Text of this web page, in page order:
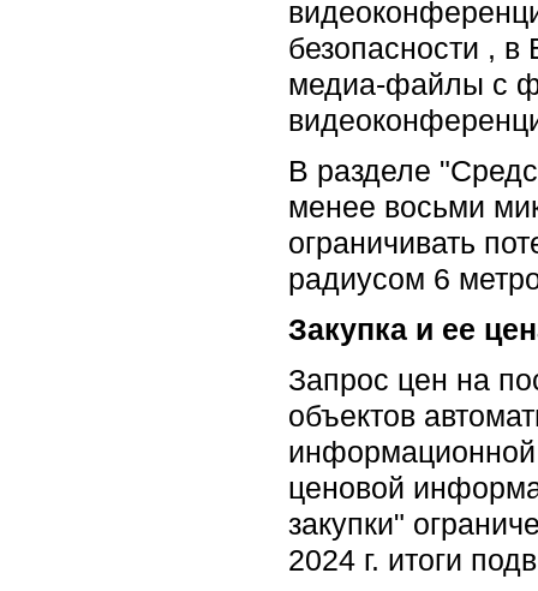
безопасности ,
медиа-файлы с
В разделе
менее восьми
ограничивать
радиусом 6
Закупка и ее
Запрос цен на
объектов
информационной
ценовой
закупки"
2024 г. итоги